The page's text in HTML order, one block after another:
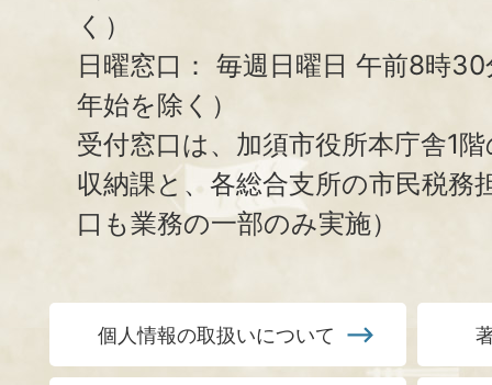
く）
日曜窓口： 毎週日曜日 午前8時
年始を除く）
受付窓口は、加須市役所本庁舎1
収納課と、 各総合支所の市民税務
口も業務の一部のみ実施）
個人情報の取扱いについて